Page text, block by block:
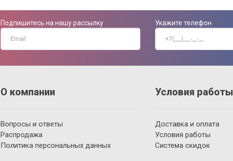
Подпишитесь на нашу рассылку
Укажите телефон
О компании
Вопросы и ответы
Распродажа
Политика персональных данных
Условия работы
Доставка и оплата
Условия работы
Система скидок